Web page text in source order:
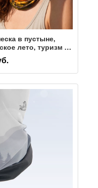
в пустыне,
лето, туризм на
закрывающий
для лица